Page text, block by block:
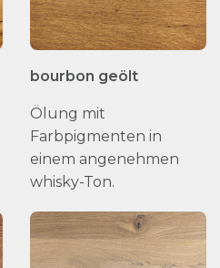
bourbon geölt
Ölung mit
Farbpigmenten in
einem angenehmen
whisky-Ton.